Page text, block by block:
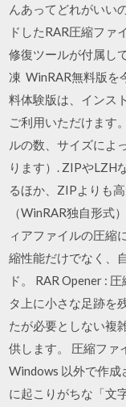
んあってどれがいい
ドしたRAR圧縮ファ
修復ツールが付属し
凍 WinRAR無料版を
料体験版は、インス
ご利用いただけます
ルの数、サイズによ
ります）. ZIPやLZH
るほか、ZIPよりも
（WinRAR独自形式
ィアファイルの圧縮
縮性能だけでなく、
ド。 RAR Opener :
タ上に小さな足跡を
たが必要としない複
供します。 圧縮ファ
Windows 以外で作成
に起こりがちな「文